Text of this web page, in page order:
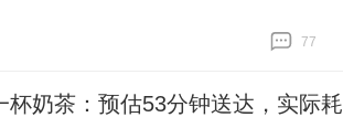
77
杯奶茶：预估53分钟送达，实际耗